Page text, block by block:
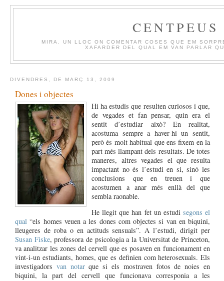
CENTPEUS
MIRA. UN LLOC ON COMENTAR COSES QUE EM
XAFARDER DEL QUAL EM VAN PARLAR
DIVENDRES, DE MARÇ 13, 2009
Dones i objectes
Hi ha estudis que resulten curiosos i que,
de vegades et fan pensar, quin era el
sentit d’estudiar això? En realitat,
acostuma sempre a haver-hi un sentit,
però és molt habitual que ens fixem en la
part més llampant dels resultats. De totes
maneres, altres vegades el que resulta
impactant no és l’estudi en si, sinó les
conclusions que en treuen i que
acostumen a anar més enllà del que
sembla raonable.
He llegit que han fet un estudi segons el
qual “els homes veuen a les dones com objectes si van en biquini,
lleugeres de roba o en actituds sensuals”. A l’estudi, dirigit per
Susan Fiske, professora de psicologia a la Universitat de Princeton,
va analitzar les zones del cervell que es posaven en funcionament en
vint-i-un estudiants, homes, que es definien com heterosexuals. Els
investigadors van notarque si els mostraven fotos de noies en
biquini, la part del cervell que funcionava corresponia a les